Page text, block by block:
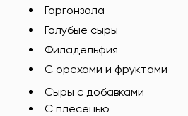
Горгонзола
Голубые сыры
Филадельфия
С орехами и фруктами
Сыры с добавками
C плесенью